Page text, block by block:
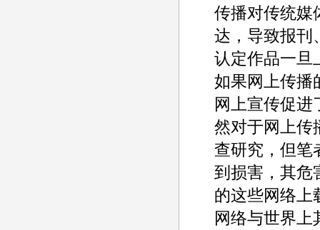
传播对传统媒
达，导致报刊
认定作品一旦
如果网上传播
网上宣传促进
然对于网上传
查研究，但笔
到损害，其危
的这些网络上
网络与世界上